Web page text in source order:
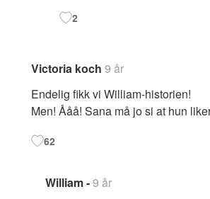
2
Victoria koch 9 år
Endelig fikk vi William-historien!
Men! Ååå! Sana må jo si at hun
62
William -9 år